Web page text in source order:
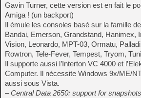
Gavin Turner, cette version est en fait le
Amiga ! (un backport)
Il émule les consoles basé sur la famille
Bandai, Emerson, Grandstand, Hanimex,
Vision, Leonardo, MPT-03, Ormatu,
Rowtron, Tele-Fever, Tempest, Tryom,
Il supporte aussi l’Interton VC 4000 et
Computer. Il nécessite Windows 9x/ME/
aussi sous Vista.
– Central Data 2650: support for